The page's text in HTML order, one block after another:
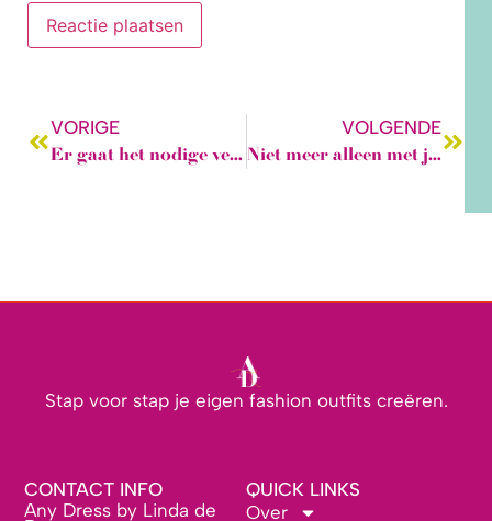
VORIGE
Er gaat het nodige veranderen!
VOLGENDE
Niet meer alleen met je hobby bezig zijn, maar samen leren, en elkaar inspireren.
Stap voor stap je eigen fashion outfits creëren.
CONTACT INFO
Any Dress by Linda de
QUICK LINKS
Over